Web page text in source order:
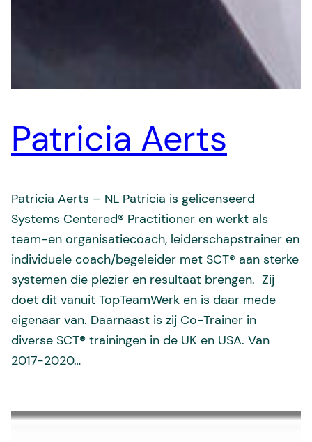
Patricia Aerts
Patricia Aerts – NL Patricia is gelicenseerd
Systems Centered® Practitioner en werkt als
team-en organisatiecoach, leiderschapstrainer en
individuele coach/begeleider met SCT® aan sterke
systemen die plezier en resultaat brengen. Zij
doet dit vanuit TopTeamWerk en is daar mede
eigenaar van. Daarnaast is zij Co-Trainer in
diverse SCT® trainingen in de UK en USA. Van
2017-2020…